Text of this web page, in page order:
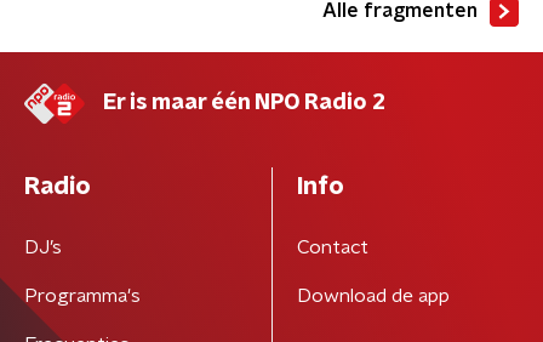
Alle fragmenten
Er is maar één NPO Radio 2
Radio
DJ’s
Programma's
Info
Contact
Download de app